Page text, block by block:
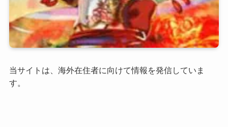
当サイトは、海外在住者に向けて情報を発信していま
す。